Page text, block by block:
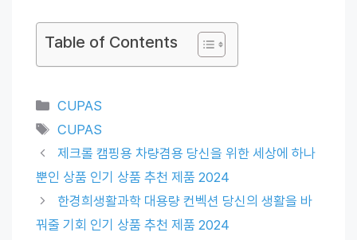
Table of Contents
Categories
CUPAS
Tags
CUPAS
제크롤 캠핑용 차량겸용 당신을 위한 세상에 하나
뿐인 상품 인기 상품 추천 제품 2024
한경희생활과학 대용량 컨벡션 당신의 생활을 바
꿔줄 기회 인기 상품 추천 제품 2024